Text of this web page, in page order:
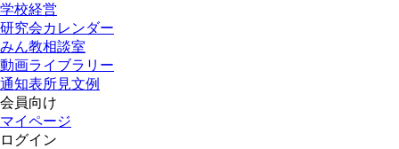
学校経営
研究会カレンダー
みん教相談室
動画ライブラリー
通知表所見文例
会員向け
マイページ
ログイン